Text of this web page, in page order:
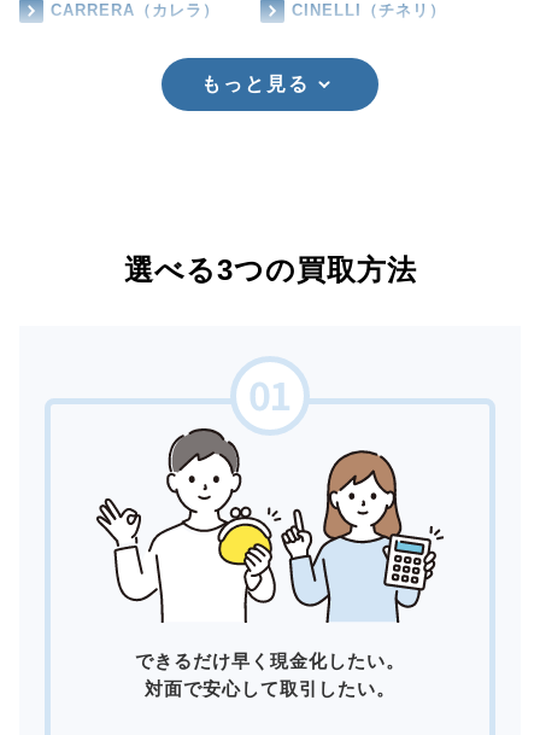
CARRERA（カレラ） CINELLI（チネリ）
もっと見る
選べる3つの買取方法
できるだけ早く現金化したい。
対面で安心して取引したい。